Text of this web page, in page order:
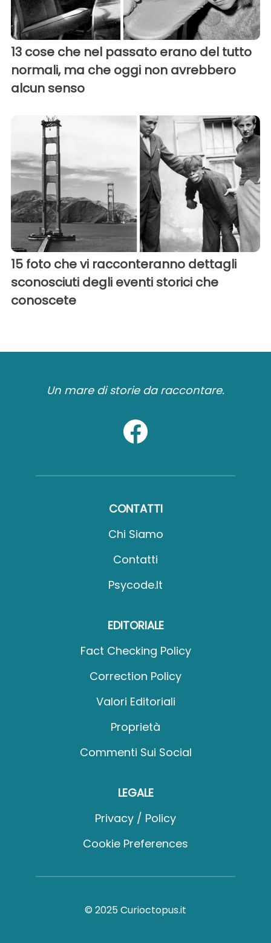
13 cose che nel passato erano del tutto
normali, ma che oggi non avrebbero
alcun senso
15 foto che vi racconteranno dettagli
sconosciuti degli eventi storici che
conoscete
Un mare di storie da raccontare.
CONTATTI
Chi Siamo
Contatti
Psycode.it
EDITORIALE
Fact Checking Policy
Correction Policy
Valori Editoriali
Proprietà
Commenti Sui Social
LEGALE
Privacy / Policy
Cookie Preferences
© 2025 Curioctopus.it